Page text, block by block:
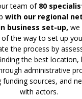
team of 80
with our regional
business set-up, we
the way to set up
the process by
the best location,
administrative
funding sources, and
with actors.